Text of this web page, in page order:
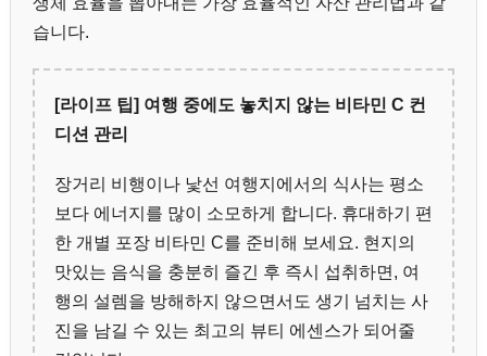
습니다.
[라이프 팁] 여행 중에도 놓치지 않는 비타민 C 컨
디션 관리
장거리 비행이나 낯선 여행지에서의 식사는 평소
보다 에너지를 많이 소모하게 합니다. 휴대하기 편
한 개별 포장 비타민 C를 준비해 보세요. 현지의
맛있는 음식을 충분히 즐긴 후 즉시 섭취하면, 여
행의 설렘을 방해하지 않으면서도 생기 넘치는 사
진을 남길 수 있는 최고의 뷰티 에센스가 되어줄